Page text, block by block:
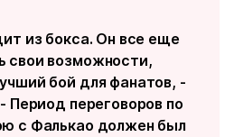
из бокса. Он все еще
свои возможности,
бой для фанатов, -
Период переговоров по
с Фалькао должен был